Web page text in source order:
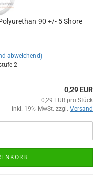
90 +/- 5 Shore
abweichend)
2
0,29 EUR
0,29 EUR pro Stück
inkl. 19% MwSt. zzgl. Versand